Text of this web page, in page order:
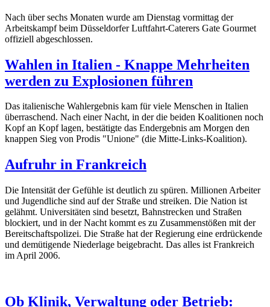
Nach über sechs Monaten wurde am Dienstag vormittag der
Arbeitskampf beim Düsseldorfer Luftfahrt-Caterers Gate Gourmet
offiziell abgeschlossen.
Wahlen in Italien - Knappe Mehrheiten
werden zu Explosionen führen
Das italienische Wahlergebnis kam für viele Menschen in Italien
überraschend. Nach einer Nacht, in der die beiden Koalitionen noch
Kopf an Kopf lagen, bestätigte das Endergebnis am Morgen den
knappen Sieg von Prodis "Unione" (die Mitte-Links-Koalition).
Aufruhr in Frankreich
Die Intensität der Gefühle ist deutlich zu spüren. Millionen Arbeiter
und Jugendliche sind auf der Straße und streiken. Die Nation ist
gelähmt. Universitäten sind besetzt, Bahnstrecken und Straßen
blockiert, und in der Nacht kommt es zu Zusammenstößen mit der
Bereitschaftspolizei. Die Straße hat der Regierung eine erdrückende
und demütigende Niederlage beigebracht. Das alles ist Frankreich
im April 2006.
Ob Klinik, Verwaltung oder Betrieb: